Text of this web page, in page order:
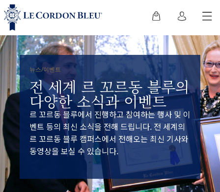
뉴스/이벤트
전 세계 르 꼬르동 블루의
다양한 소식과 이벤트
르 꼬르동 블루에서 진행하고 참여하는 행사 및 이
벤트 등의 최신 소식을 전해 드립니다. 전 세계의
르 꼬르동 블루 캠퍼스에서 전해오는 최신 기사와
동영상을 보실 수 있습니다.